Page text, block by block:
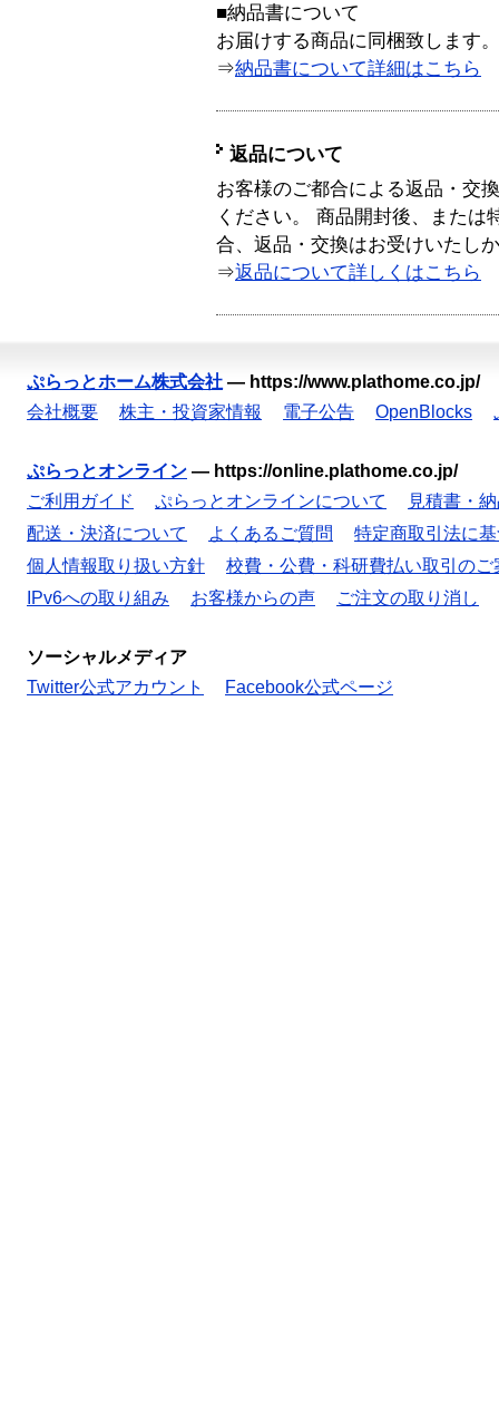
■納品書について
お届けする商品に同梱致します。
⇒納品書について詳細はこちら
返品について
お客様のご都合による返品・交
ください。 商品開封後、または
合、返品・交換はお受けいたし
⇒返品について詳しくはこちら
ぷらっとホーム株式会社 — https://www.plathome.co.jp/
会社概要
株主・投資家情報 電子公告 OpenBlocks
ぷらっとオンライン — https://online.plathome.co.jp/
ご利用ガイド
ぷらっとオンラインについて
見積書・
配送・決済について
よくあるご質問
特定商取引法に
個人情報取り扱い方針
校費・公費・科研費払い取引のご
IPv6への取り組み
お客様からの声 ご注文の取り消し
ソーシャルメディア
Twitter公式アカウント
Facebook公式ページ